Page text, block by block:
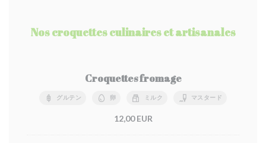
Nos croquettes culinaires et artisanales
Croquettes fromage
グルテン 卵 ミルク マスタード
12,00 EUR